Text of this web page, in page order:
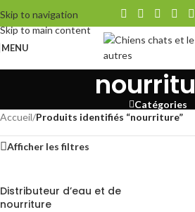
Skip to navigation
Skip to main content
MENU
Catégories
Accueil/Produits identifiés “nourriture”
Afficher les filtres
Distributeur d’eau et de
nourriture